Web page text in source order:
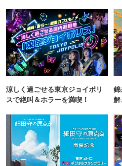
涼しく過ごせる東京ジョイポリ
スで絶叫＆ホラーを満喫！
解